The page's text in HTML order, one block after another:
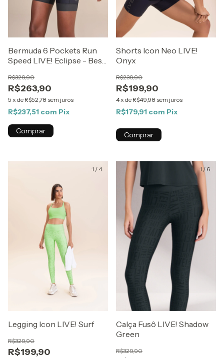
Bermuda 6 Pockets Run
Speed LIVE! Eclipse - Best
R$263,90
R$329,90
5 x de R$52,78 sem juros
R$237,51 com Pix
Comprar
Shorts Icon Neo LIVE!
Onyx
R$199,90
R$239,90
4x de R$49,98 sem juros
R$179,91 com Pix
Comprar
1 /4
Legging Icon LIVE! Surf
R$199,90
R$329,90
1 / 6
Calça Fusô LIVE! Shadow
Green
R$329,90